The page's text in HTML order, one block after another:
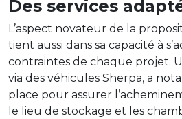
Des services
L’aspect novateur de la
tient aussi dans sa capacité à
contraintes de chaque projet.
via des véhicules Sherpa, a
place pour assurer
le lieu de stockage et les